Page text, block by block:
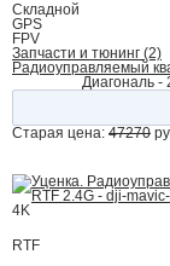
Складной
GPS
FPV
Запчасти и тюнинг (2)
Радиоуправляемый
Диагональ -
Старая цена: 47270
4K
RTF